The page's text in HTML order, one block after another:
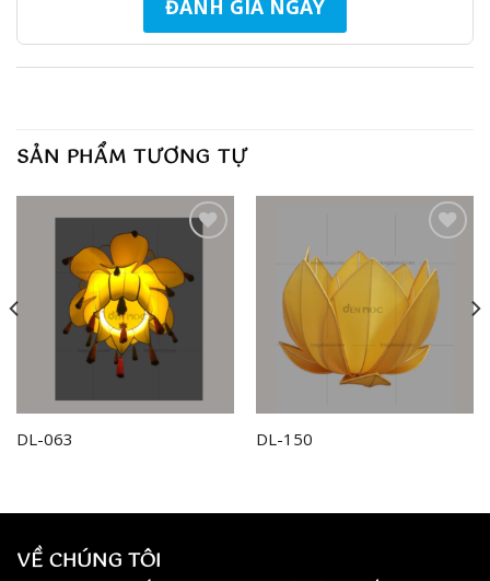
ĐÁNH GIÁ NGAY
SẢN PHẨM TƯƠNG TỰ
wishlist
DL-063
Add to
wishlist
DL-150
VỀ CHÚNG TÔI